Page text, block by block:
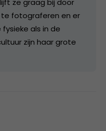
te fotograferen en er
als in de
zijn haar grote